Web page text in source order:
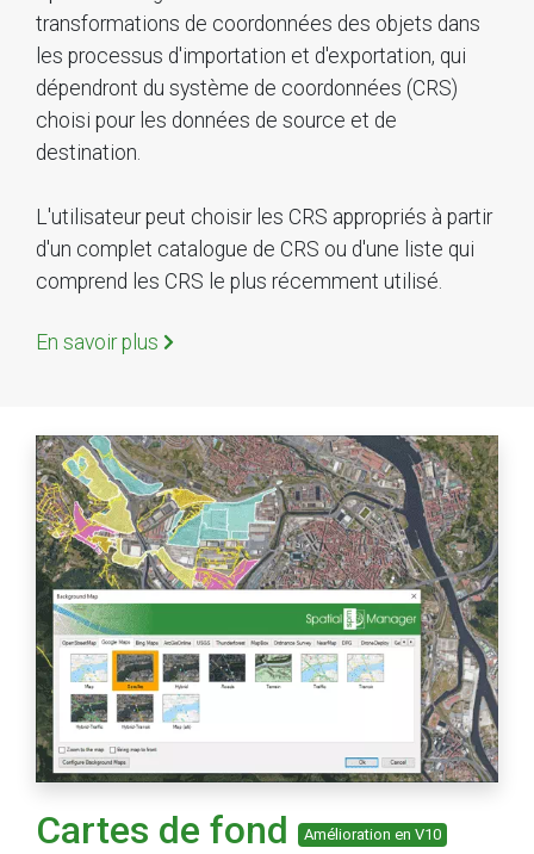
transformations de coordonnées des objets dans
les processus d'importation et d'exportation, qui
dépendront du système de coordonnées (CRS)
choisi pour les données de source et de
destination.
L'utilisateur peut choisir les CRS appropriés à partir
d'un complet catalogue de CRS ou d'une liste qui
comprend les CRS le plus récemment utilisé.
En savoir plus
Cartes de fond Amélioration en V10